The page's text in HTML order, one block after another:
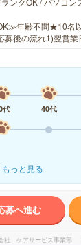
年齢不問★10名
募後の流れ1)翌営
代 40代
もっと見る
募へ進む
社 ケアサービス事業部